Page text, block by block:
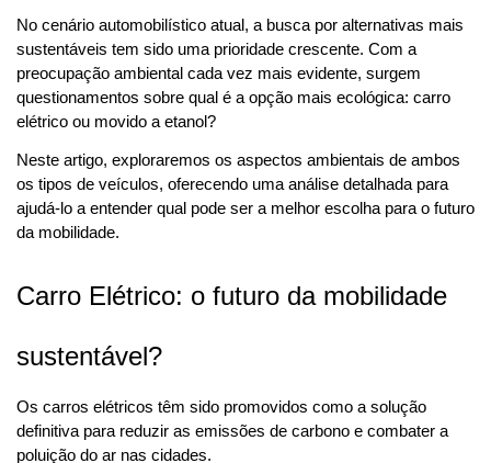
No cenário automobilístico atual, a busca por alternativas mais
sustentáveis tem sido uma prioridade crescente. Com a
preocupação ambiental cada vez mais evidente, surgem
questionamentos sobre qual é a opção mais ecológica: carro
elétrico ou movido a etanol?
Neste artigo, exploraremos os aspectos ambientais de ambos
os tipos de veículos, oferecendo uma análise detalhada para
ajudá-lo a entender qual pode ser a melhor escolha para o futuro
da mobilidade.
Carro Elétrico: o futuro da mobilidade
sustentável?
Os carros elétricos têm sido promovidos como a solução
definitiva para reduzir as emissões de carbono e combater a
poluição do ar nas cidades.